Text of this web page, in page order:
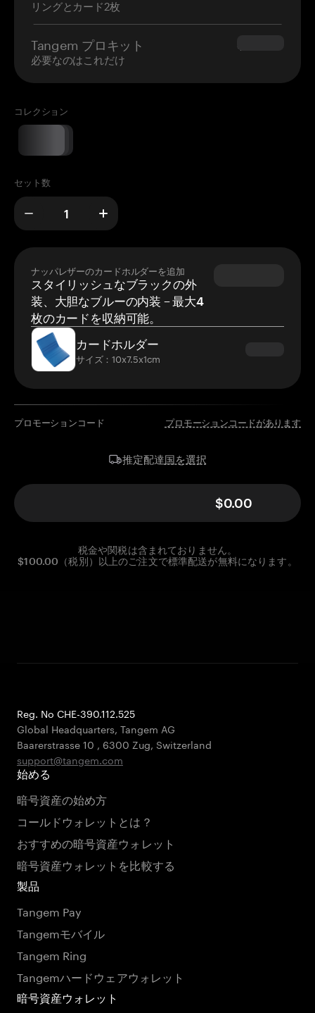
リングとカード2枚
Tangem プロキット
必要なのはこれだけ
$180.00
コレクション
セット数
ナッパレザーのカードホルダーを追加
スタイリッシュなブラックの外
装、大胆なブルーの内装 – 最大4
枚のカードを収納可能。
カードホルダー
サイズ：10x7.5x1cm
プロモーションコード プロモーションコードがあります
推定配達国を選択
$0.00
税金や関税は含まれておりません。
$100.00（税別）以上のご注文で標準配送が無料になります。
Reg. No CHE-390.112.525
Global Headquarters, Tangem AG
Baarerstrasse 10 , 6300 Zug, Switzerland
support@tangem.com
始める
暗号資産の始め方
コールドウォレットとは？
おすすめの暗号資産ウォレット
暗号資産ウォレットを比較する
製品
Tangem Pay
Tangemモバイル
Tangem Ring
Tangemハードウェアウォレット
暗号資産ウォレット